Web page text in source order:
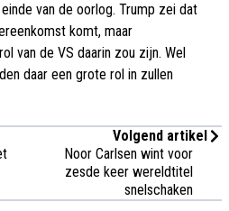
van de oorlog. Trump zei dat
komt, maar
van de VS daarin zou zijn. Wel
daar een grote rol in zullen
Volgend artikel
Noor Carlsen wint voor
zesde keer wereldtitel
snelschaken